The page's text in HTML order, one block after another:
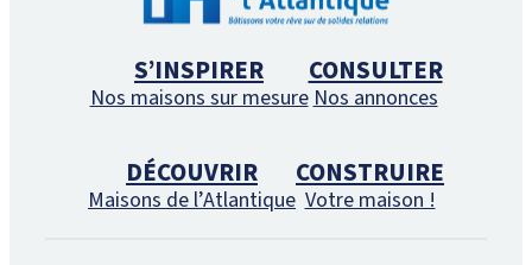
S’INSPIRER
Nos maisons sur mesure
CONSULTER
Nos annonces
DÉCOUVRIR
Maisons de l’Atlantique
CONSTRUIRE
Votre maison !